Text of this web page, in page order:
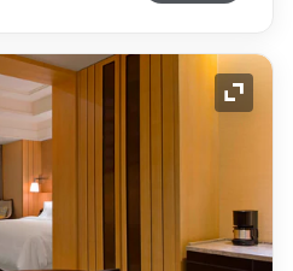
展开